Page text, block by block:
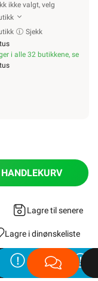
ikke valgt, velg
Sjekk
i alle 32 butikkene, se
Lagre til senere
Lagre i dinønskeliste
i et fast elektrisk
.